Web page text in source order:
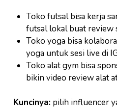
Toko futsal bisa kerja
futsal lokal buat review
Toko yoga bisa
yoga untuk sesi live di
Toko alat gym bisa
bikin video review alat
Kuncinya: pilih influencer